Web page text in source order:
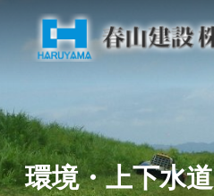
content
環境・上下水道